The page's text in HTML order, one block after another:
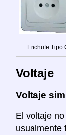
Enchufe Tipo
Voltaje
Voltaje
El voltaje
usualmente